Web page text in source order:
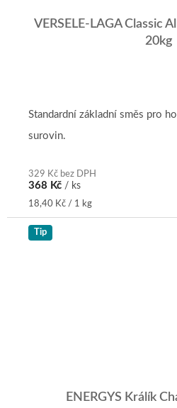
VERSELE-LAGA Classic
20kg
je
z
329 Kč bez DPH
368 Kč / ks
Měrná
cena:
18,40 Kč / 1 kg
Standardní základní směs pro
surovin.
Tip
ENERGYS Králík